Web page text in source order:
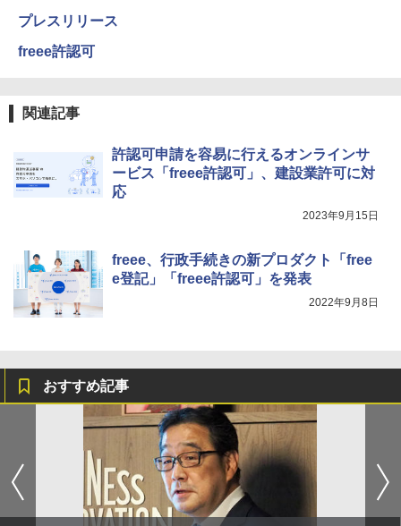
プレスリリース
freee許認可
関連記事
許認可申請を容易に行えるオンラインサ
ービス「freee許認可」、建設業許可に対
応
2023年9月15日
freee、行政手続きの新プロダクト「free
e登記」「freee許認可」を発表
2022年9月8日
おすすめ記事